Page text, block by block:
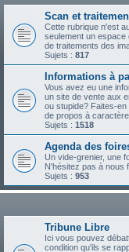
Scan et
Cette rubrique n'est
seulement un espace
de traitements des
Sujets : 817
Informations à
Vous avez eu une
un site de vente aux
ou stupide? Faites-
de propos à
Sujets : 1518
Agenda des
Un vide-grenier, une
N'hésitez pas à nous
Sujets : 953
Tribune Libre
Ici vous pouvez
condition qu'ils se